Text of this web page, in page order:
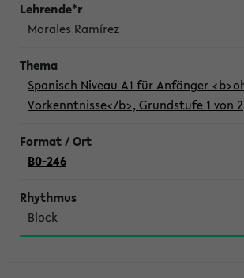
Morales Ramírez
Spanisch Niveau A1 für Anfänger
Vorkenntnisse</b>, Grundstufe 1 von 2
B0-246
Block